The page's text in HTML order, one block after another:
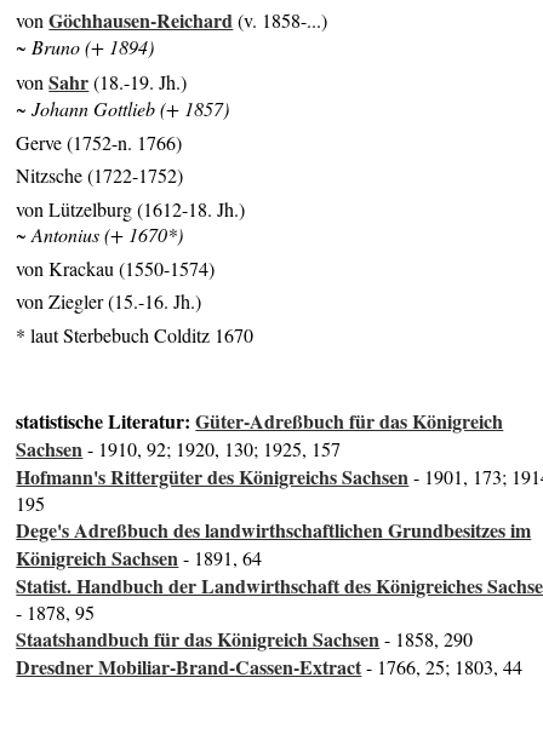
vonGöchhausen-Reichard(v. 1858-...)
~ Bruno (+ 1894)
vonSahr(18.-19. Jh.)
~ Johann Gottlieb (+ 1857)
Gerve (1752-n. 1766)
Nitzsche (1722-1752)
von Lützelburg (1612-18. Jh.)
~ Antonius (+ 1670*)
von Krackau (1550-1574)
von Ziegler (15.-16. Jh.)
* laut Sterbebuch Colditz 1670
statistische Literatur:Güter-Adreßbuch für das Königreich
Sachsen- 1910, 92; 1920, 130; 1925, 157
Hofmann's Rittergüter des Königreichs Sachsen- 1901, 173;
195
Dege's Adreßbuch des landwirthschaftlichen Grundbesitzes im
Königreich Sachsen- 1891, 64
Statist. Handbuch der Landwirthschaft des Königreiches
- 1878, 95
Staatshandbuch für das Königreich Sachsen- 1858, 290
Dresdner Mobiliar-Brand-Cassen-Extract- 1766, 25; 1803, 44